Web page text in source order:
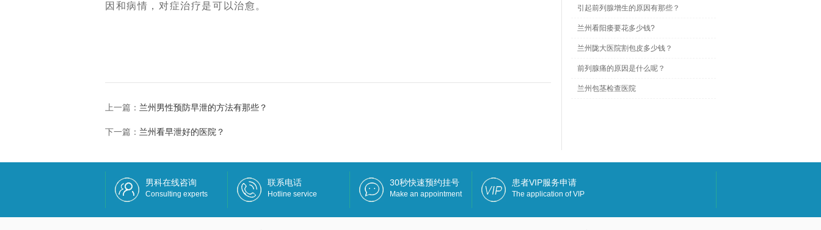
因和病情，对症治疗是可以治愈。
上一篇： 兰州男性预防早泄的方法有那些？
下一篇： 兰州看早泄好的医院？
引起前列腺增生的原因有那些？
兰州看阳痿要花多少钱?
兰州陇大医院割包皮多少钱？
前列腺痛的原因是什么呢？
兰州包茎检查医院
男科在线咨询
Consulting experts
联系电话
Hotline service
30秒快速预约挂号
Make an appointment
患者VIP服务申请
The application of VIP